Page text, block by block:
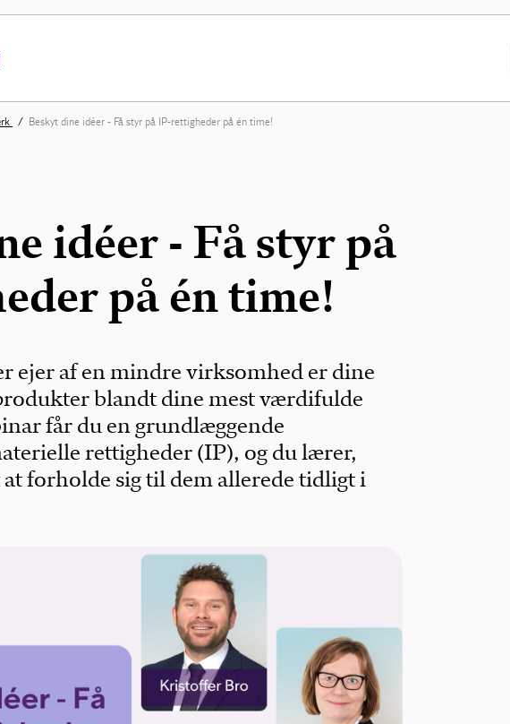
Beskyt dine idéer - Få styr på IP-rettigheder på én time!
idéer - Få styr på
på én time!
ejer af en mindre virksomhed er dine
blandt dine mest værdifulde
får du en grundlæggende
rettigheder (IP), og du lærer,
forholde sig til dem allerede tidligt i